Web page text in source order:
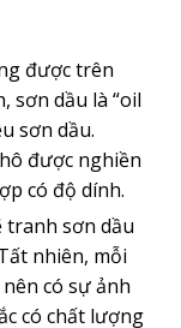
được trên
sơn dầu là “oil
sơn dầu.
được nghiền
có độ dính.
sơn dầu
nhiên, mỗi
có sự ảnh
có chất lượng